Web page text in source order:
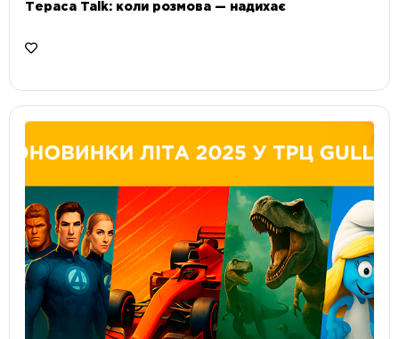
Тераса Talk: коли розмова — надихає